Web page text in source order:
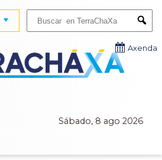
Sábado, 8 ago 2026
Axenda